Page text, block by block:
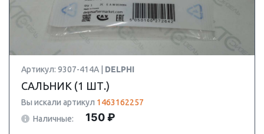
Артикул: 9307-414A | DELPHI
САЛЬНИК (1 ШТ.)
Вы искали артикул 1463162257
Наличные:
150 ₽